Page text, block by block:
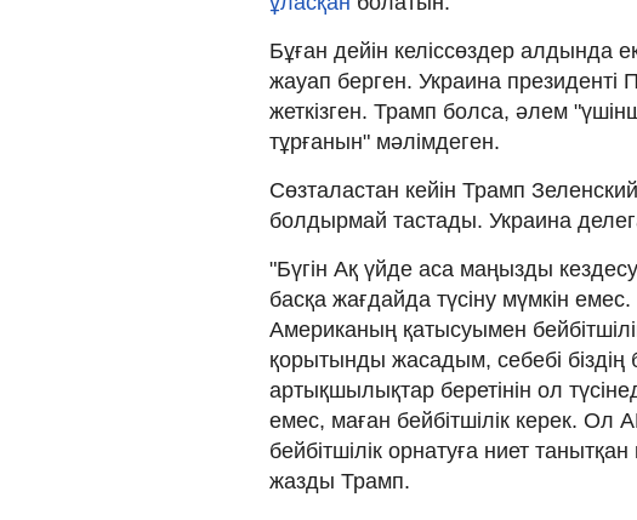
Бұған дейін келіссөздер алдында
жауап берген. Украина президенті
жеткізген. Трамп болса, әлем
тұрғанын" мәлімдеген.
Сөзталастан кейін Трамп
болдырмай тастады. Украина
"Бүгін Ақ үйде аса маңызды кездесу
басқа жағдайда түсіну мүмкін
Американың қатысуымен
қорытынды жасадым, себебі біздің
артықшылықтар беретінін ол
емес, маған бейбітшілік керек. Ол
бейбітшілік орнатуға ниет
жазды Трамп.